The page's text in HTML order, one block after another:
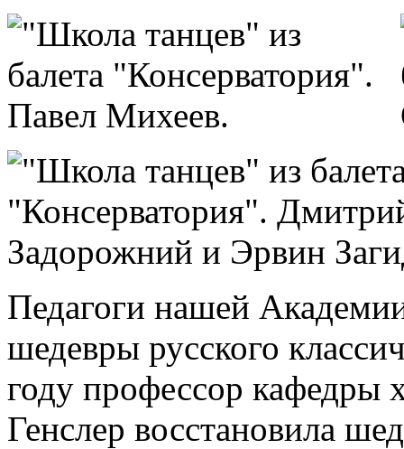
Педагоги нашей
шедевры русского
году профессор кафедры
Генслер восстановила